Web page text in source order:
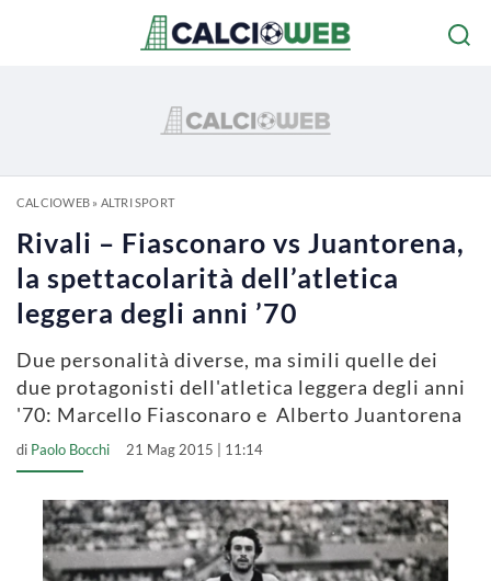
CALCIOWEB» ALTRI SPORT
Rivali – Fiasconaro vs Juantorena,
la spettacolarità dell’atletica
leggera degli anni ’70
Due personalità diverse, ma simili quelle dei
due protagonisti dell'atletica leggera degli anni
'70: Marcello Fiasconaro e Alberto Juantorena
di Paolo Bocchi 21 Mag 2015 | 11:14